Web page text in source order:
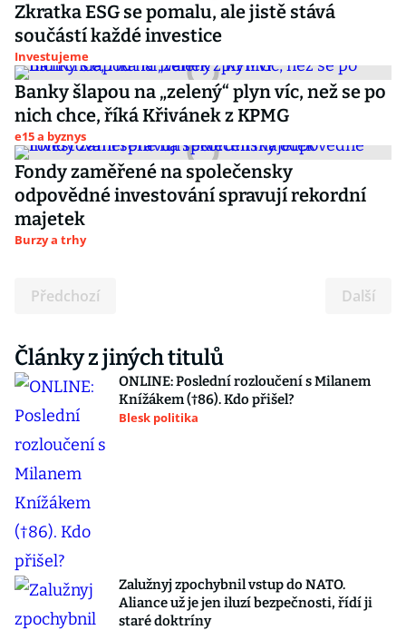
Zkratka ESG se pomalu, ale jistě stává
součástí každé investice
Investujeme
Banky šlapou na „zelený“ plyn víc, než se po
nich chce, říká Křivánek z KPMG
e15 a byznys
Fondy zaměřené na společensky
odpovědné investování spravují rekordní
majetek
Burzy a trhy
Předchozí Další
Články z jiných titulů
ONLINE: Poslední rozloučení s Milanem
Knížákem (†86). Kdo přišel?
Blesk politika
Zalužnyj zpochybnil vstup do NATO.
Aliance už je jen iluzí bezpečnosti, řídí ji
staré doktríny